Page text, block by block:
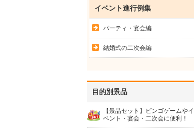
イベント進行例集
パーティ・宴会編
結婚式の二次会編
目的別景品
【景品セット】ビンゴゲームやイ
ベント・宴会・二次会に便利！